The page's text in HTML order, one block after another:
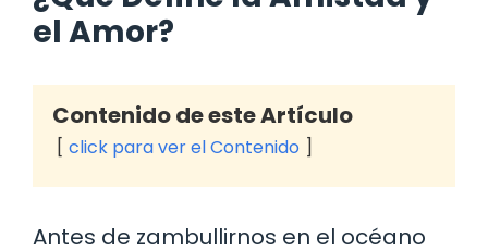
el Amor?
Contenido de este Artículo
click para ver el Contenido
Antes de zambullirnos en el océano